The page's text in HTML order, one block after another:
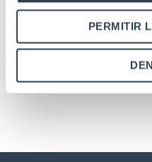
PERMITIR
…